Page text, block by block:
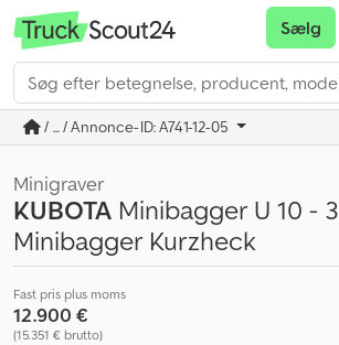
Sælg
/ ... / Annonce-ID: A741-12-05
Minigraver
KUBOTA Minibagger U 10 - 3
Minibagger Kurzheck
Fast pris plus moms
12.900 €
(15.351 € brutto)